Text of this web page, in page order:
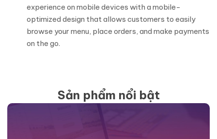
experience on mobile devices with a mobile-
optimized design that allows customers to easily
browse your menu, place orders, and make payments
on the go.
Sản phẩm nổi bật